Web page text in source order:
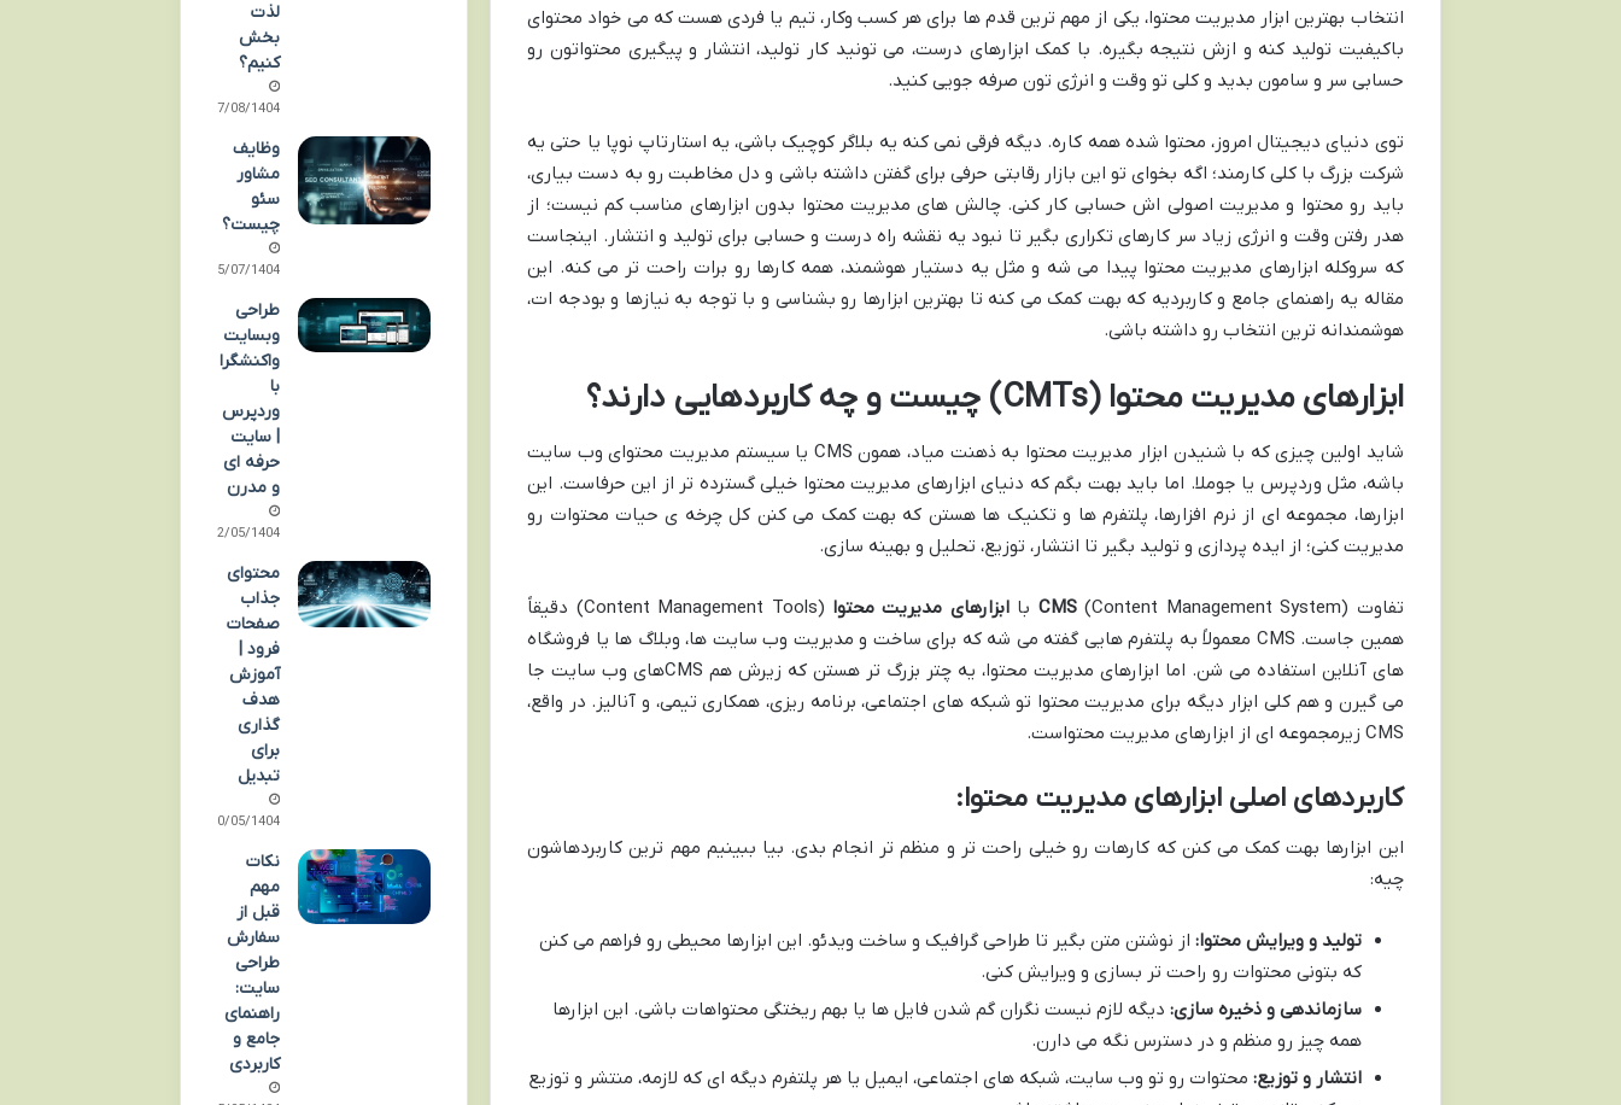
انتخاب بهترین ابزار مدیریت محتوا، یکی از مهم ترین قدم ها برای هر کسب وکار، تیم یا فردی هست که می خواد محتوای
باکیفیت تولید کنه و ازش نتیجه بگیره. با کمک ابزارهای درست، می تونید کار تولید، انتشار و پیگیری محتواتون رو
حسابی سر و سامون بدید و کلی تو وقت و انرژی تون صرفه جویی کنید.
توی دنیای دیجیتال امروز، محتوا شده همه کاره. دیگه فرقی نمی کنه یه بلاگر کوچیک باشی، یه استارتاپ نوپا یا حتی یه
شرکت بزرگ با کلی کارمند؛ اگه بخوای تو این بازار رقابتی حرفی برای گفتن داشته باشی و دل مخاطبت رو به دست بیاری،
باید رو محتوا و مدیریت اصولی اش حسابی کار کنی. چالش های مدیریت محتوا بدون ابزارهای مناسب کم نیست؛ از
هدر رفتن وقت و انرژی زیاد سر کارهای تکراری بگیر تا نبود یه نقشه راه درست و حسابی برای تولید و انتشار. اینجاست
که سروکله ابزارهای مدیریت محتوا پیدا می شه و مثل یه دستیار هوشمند، همه کارها رو برات راحت تر می کنه. این
مقاله یه راهنمای جامع و کاربردیه که بهت کمک می کنه تا بهترین ابزارها رو بشناسی و با توجه به نیازها و بودجه ات،
هوشمندانه ترین انتخاب رو داشته باشی.
ابزارهای مدیریت محتوا (CMTs) چیست و چه کاربردهایی دارند؟
شاید اولین چیزی که با شنیدن ابزار مدیریت محتوا به ذهنت میاد، همون CMS یا سیستم مدیریت محتوای وب سایت
باشه، مثل وردپرس یا جوملا. اما باید بهت بگم که دنیای ابزارهای مدیریت محتوا خیلی گسترده تر از این حرفاست. این
ابزارها، مجموعه ای از نرم افزارها، پلتفرم ها و تکنیک ها هستن که بهت کمک می کنن کل چرخه ی حیات محتوات رو
مدیریت کنی؛ از ایده پردازی و تولید بگیر تا انتشار، توزیع، تحلیل و بهینه سازی.
تفاوت CMS(Content Management System) با ابزارهای مدیریت محتوا
(Content Management Tools) دقیقاً
همین جاست. CMS معمولاً به پلتفرم هایی گفته می شه که برای ساخت و مدیریت وب سایت ها، وبلاگ ها یا فروشگاه
های آنلاین استفاده می شن. اما ابزارهای مدیریت محتوا، یه چتر بزرگ تر هستن که زیرش هم CMSهای وب سایت جا
می گیرن و هم کلی ابزار دیگه برای مدیریت محتوا تو شبکه های اجتماعی، برنامه ریزی، همکاری تیمی، و آنالیز. در واقع،
CMS زیرمجموعه ای از ابزارهای مدیریت محتواست.
کاربردهای اصلی ابزارهای مدیریت محتوا:
این ابزارها بهت کمک می کنن که کارهات رو خیلی راحت تر و منظم تر انجام بدی. بیا ببینیم مهم ترین کاربردهاشون
چیه:
تولید و ویرایش محتوا: از نوشتن متن بگیر تا طراحی گرافیک و ساخت ویدئو. این ابزارها محیطی رو فراهم می کنن
که بتونی محتوات رو راحت تر بسازی و ویرایش کنی.
سازماندهی و ذخیره سازی: دیگه لازم نیست نگران گم شدن فایل ها یا بهم ریختگی محتواهات باشی. این ابزارها
همه چیز رو منظم و در دسترس نگه می دارن.
انتشار و توزیع: محتوات رو تو وب سایت، شبکه های اجتماعی، ایمیل یا هر پلتفرم دیگه ای که لازمه، منتشر و توزیع
لذت
بخش
کنیم؟
27/08/1404
وظایف
مشاور
سئو
چیست؟
15/07/1404
طراحی
وبسایت
واکنشگرا
با
وردپرس
| سایت
حرفه ای
و مدرن
12/05/1404
محتوای
جذاب
صفحات
فرود |
آموزش
هدف
گذاری
برای
تبدیل
10/05/1404
نکات
مهم
قبل از
سفارش
طراحی
سایت:
راهنمای
جامع و
کاربردی